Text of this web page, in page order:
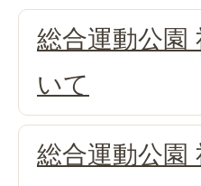
総合運動公園
いて
総合運動公園